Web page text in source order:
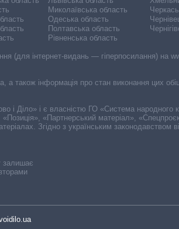
Миколаївська область
Одеська область
Полтавська область
Рівненська область
залишає
(для інтернет-видань — гіперпосилання) на
а також інформація про стан виконання цих
і Діло» і є власністю ГО «Система народного
«Партнерський матеріал»,
Згідно з українським законодавством